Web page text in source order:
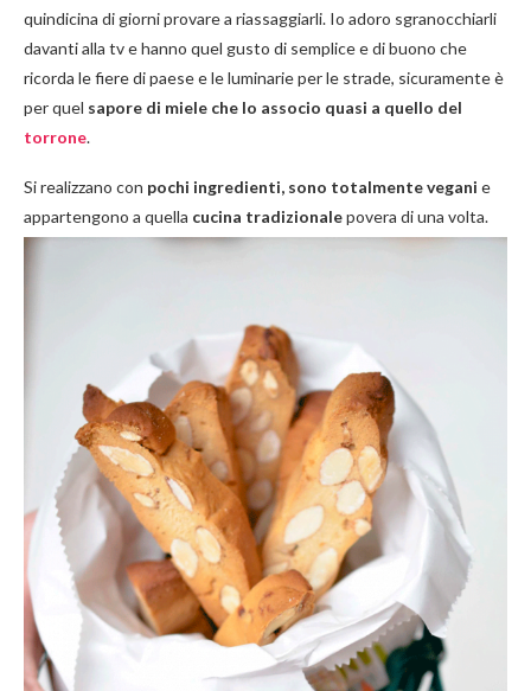
quindicina di giorni provare a riassaggiarli. Io adoro sgranocchiarli
davanti alla tv e hanno quel gusto di semplice e di buono che
ricorda le fiere di paese e le luminarie per le strade, sicuramente è
per quel sapore di miele che lo associo quasi a quello del
torrone.
Si realizzano con pochi ingredienti, sono totalmente vegani e
appartengono a quella cucina tradizionalepovera di una volta.